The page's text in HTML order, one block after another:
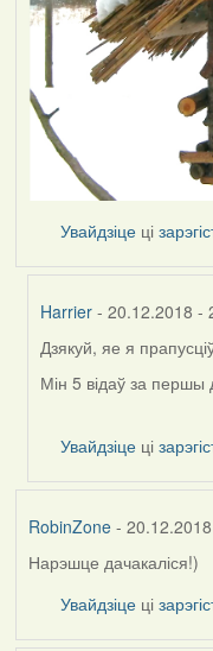
Увайдзіце ці
Harrier - 20.12.2018 -
In
reply
travelian
Дзякуй, яе я
Мін 5 відаў за першы
Увайдзіце ці
RobinZone-
Нарэшце дачакаліся!)
Увайдзіце ці